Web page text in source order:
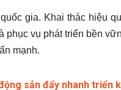
gia. Khai thác hiệu
phục vụ phát triển bền
mạnh.
sản đẩy nhanh triển